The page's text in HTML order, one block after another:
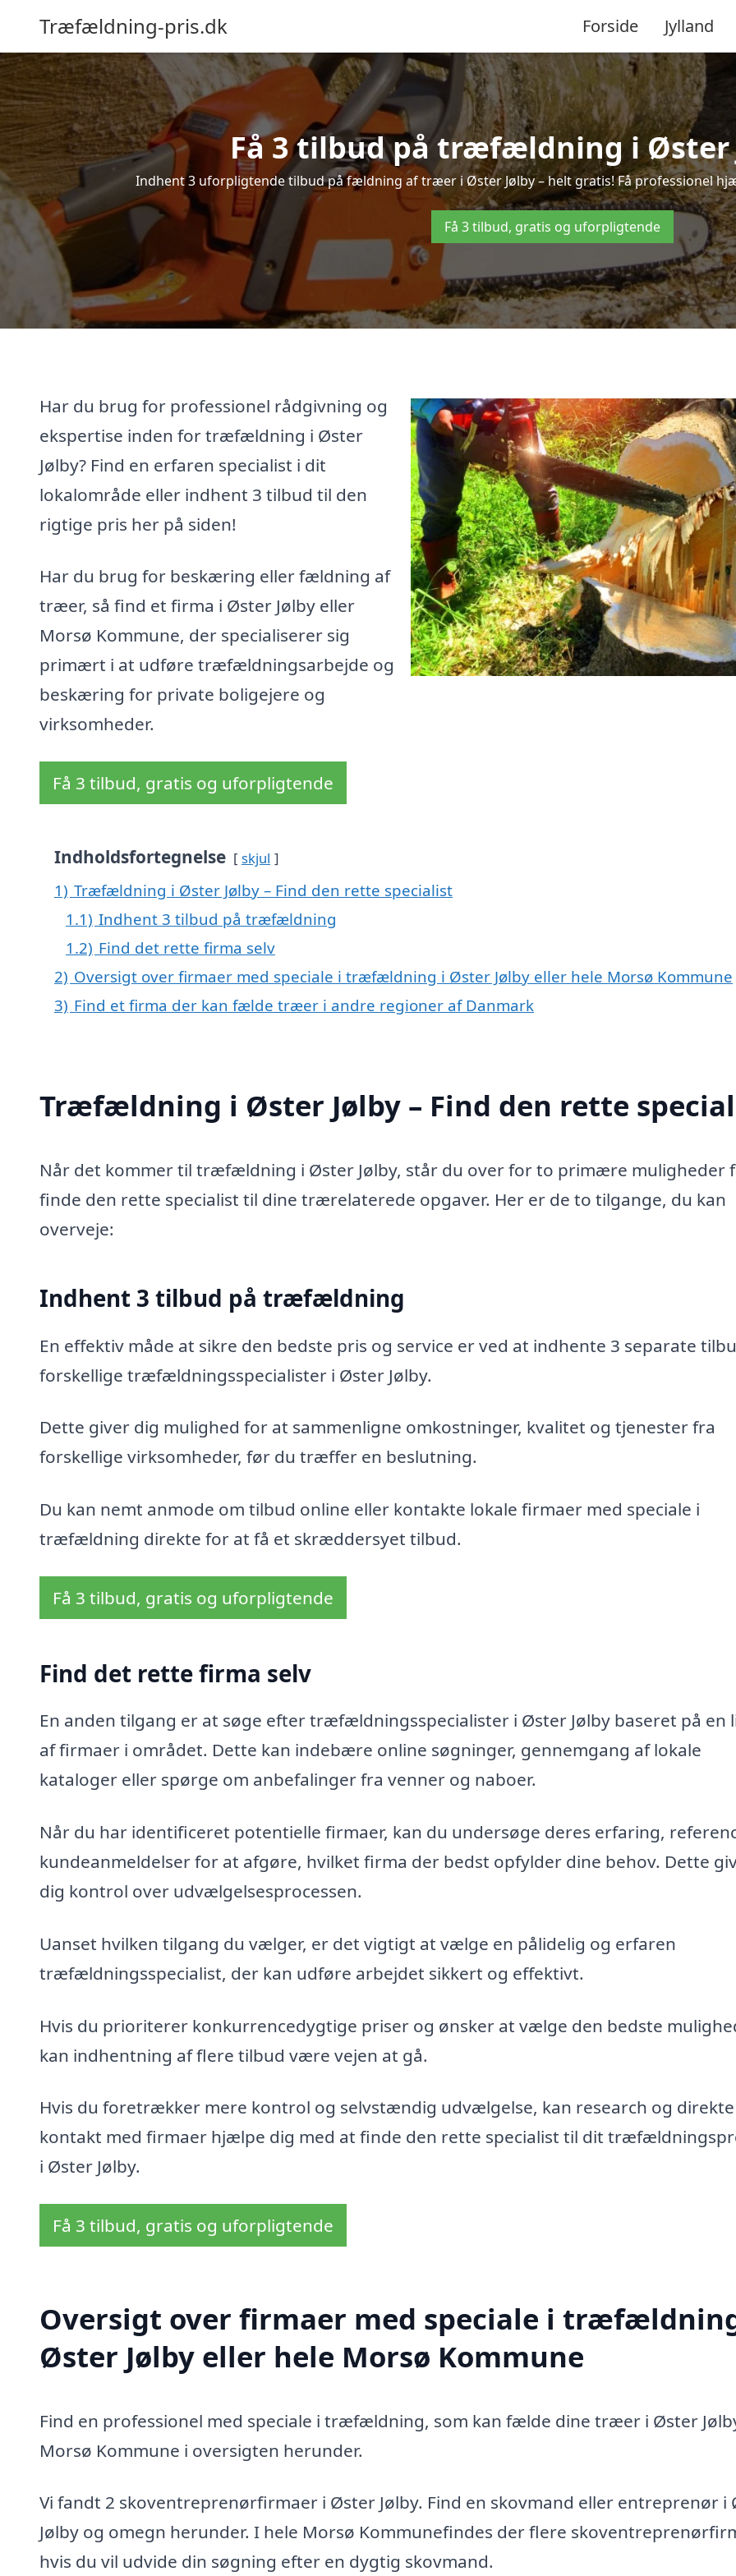
Træfældning-pris.dk Forside Jylland
Få 3 tilbud på træfældning i Øster
Indhent 3 uforpligtende tilbud på fældning af træer i Øster Jølby – helt gratis! Få professionel
Få 3 tilbud, gratis og uforpligtende
Har du brug for professionel rådgivning og
ekspertise inden for træfældning i Øster
Jølby? Find en erfaren specialist i dit
lokalområde eller indhent 3 tilbud til den
rigtige pris her på siden!
Har du brug for beskæring eller fældning af
træer, så find et firma i Øster Jølby eller
Morsø Kommune, der specialiserer sig
primært i at udføre træfældningsarbejde og
beskæring for private boligejere og
virksomheder.
Få 3 tilbud, gratis og uforpligtende
Indholdsfortegnelse skjul
1) Træfældning i Øster Jølby – Find den rette specialist
1.1) Indhent 3 tilbud på træfældning
1.2) Find det rette firma selv
2) Oversigt over firmaer med speciale i træfældning i Øster Jølby eller hele Morsø Kommune
3) Find et firma der kan fælde træer i andre regioner af Danmark
Træfældning i Øster Jølby – Find den rette
Når det kommer til træfældning i Øster Jølby, står du over for to primære muligheder
finde den rette specialist til dine trærelaterede opgaver. Her er de to tilgange, du kan
overveje:
Indhent 3 tilbud på træfældning
En effektiv måde at sikre den bedste pris og service er ved at indhente 3 separate
forskellige træfældningsspecialister i Øster Jølby.
Dette giver dig mulighed for at sammenligne omkostninger, kvalitet og tjenester fra
forskellige virksomheder, før du træffer en beslutning.
Du kan nemt anmode om tilbud online eller kontakte lokale firmaer med speciale i
træfældning direkte for at få et skræddersyet tilbud.
Få 3 tilbud, gratis og uforpligtende
Find det rette firma selv
En anden tilgang er at søge efter træfældningsspecialister i Øster Jølby baseret på en
af firmaer i området. Dette kan indebære online søgninger, gennemgang af lokale
kataloger eller spørge om anbefalinger fra venner og naboer.
Når du har identificeret potentielle firmaer, kan du undersøge deres erfaring,
kundeanmeldelser for at afgøre, hvilket firma der bedst opfylder dine behov. Dette
dig kontrol over udvælgelsesprocessen.
Uanset hvilken tilgang du vælger, er det vigtigt at vælge en pålidelig og erfaren
træfældningsspecialist, der kan udføre arbejdet sikkert og effektivt.
Hvis du prioriterer konkurrencedygtige priser og ønsker at vælge den bedste
kan indhentning af flere tilbud være vejen at gå.
Hvis du foretrækker mere kontrol og selvstændig udvælgelse, kan research og direkte
kontakt med firmaer hjælpe dig med at finde den rette specialist til dit
i Øster Jølby.
Få 3 tilbud, gratis og uforpligtende
Oversigt over firmaer med speciale i
Øster Jølby eller hele Morsø Kommune
Find en professionel med speciale i træfældning, som kan fælde dine træer i Øster
Morsø Kommune i oversigten herunder.
Vi fandt 2 skoventreprenørfirmaer i Øster Jølby. Find en skovmand eller entreprenør i
Jølby og omegn herunder. I hele Morsø Kommunefindes der flere
hvis du vil udvide din søgning efter en dygtig skovmand.